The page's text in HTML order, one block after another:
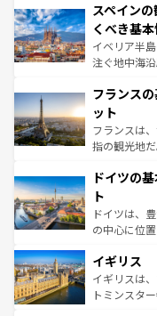
ろん、トス
景など、自
ピザやパス
できる。朝
なお、新着
しい。
スペイン
くべき基
イベリア半
注ぐ地中海
文化が根付
れる闘牛、
る。首都マ
アートに溢
せる。地方
ンテンツ一覧
フランス
ット
フランスは
指の観光地
で、幅広い
聖堂、美し
から魅了す
れ、フラン
香り高いラ
らに、パリ
も豊かな歴
ドイツの
ト
ドイツは、
の中心に位
顔を持つこ
ルリンの文
してライン
イギリス
イギリスは
トミンスタ